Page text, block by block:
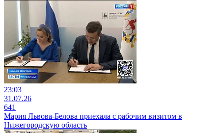
23:03
31.07.26
641
Мария Львова-Белова приехала с рабочим визитом в
Нижегородскую область